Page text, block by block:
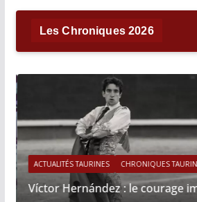
Les Chroniques 2026
ACTUALITÉS TAURINES CHRONIQUES
Víctor Hernández : le courage